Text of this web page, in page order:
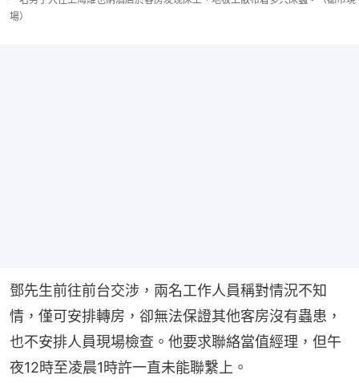
場）
鄧先生前往前台交涉，兩名工作人員稱對情況不知
情，僅可安排轉房，卻無法保證其他客房沒有蟲患，
也不安排人員現場檢查。他要求聯絡當值經理，但午
夜12時至凌晨1時許一直未能聯繫上。